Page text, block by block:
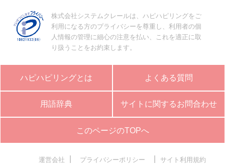
株式会社システムクレールは、ハピハピリングをご
利用になる方のプライバシーを尊重し、利用者の個
人情報の管理に細心の注意を払い、これを適正に取
り扱うことをお約束します。
ハピハピリングとは よくある質問
用語辞典 サイトに関するお問合わせ
このページのTOPへ
運営会社 プライバシーポリシー サイト利用規約